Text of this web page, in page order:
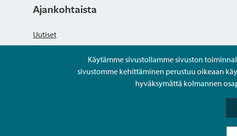
Käytämme sivustollamme sivuston
sivustomme kehittäminen perustuu oikeaan
hyväksymättä kolmannen
Ajankohtaista
Uutiset